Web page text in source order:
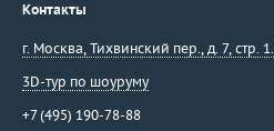
Контакты
г. Москва, Тихвинский пер., д. 7, стр. 1.
3D-тур по шоуруму
+7 (495) 190-78-88